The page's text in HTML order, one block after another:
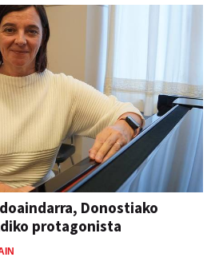
Donostiako
protagonista